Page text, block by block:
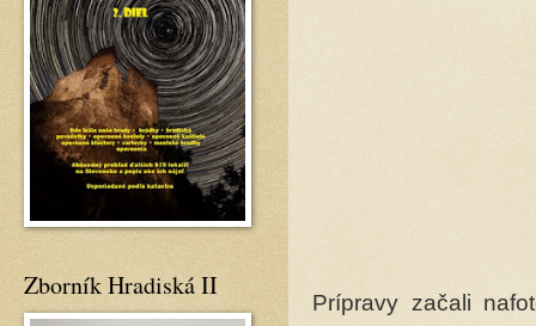
Prípravy začali
Zborník Hradiská II